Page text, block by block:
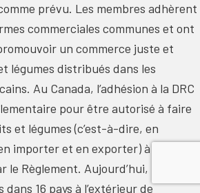
prévu. Les membres adhèrent
commerciales communes et ont
un commerce juste et
légumes distribués dans les
Au Canada, l’adhésion à la DRC
pour être autorisé à faire
et légumes (c’est-à-dire, en
importer et en exporter) à moins
le Règlement. Aujourd’hui, la DRC
16 pays à l’extérieur de